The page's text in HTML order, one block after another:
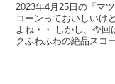
2023年4月25日の「マ
コーンっておいしいけ
よね・・ しかし、今
クふわふわの絶品スコ